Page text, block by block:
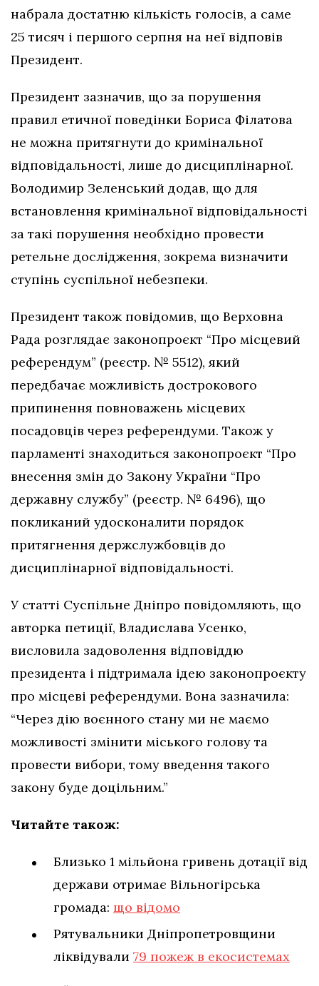
набрала достатню кількість голосів, а саме
25 тисяч і першого серпня на неї відповів
Президент.
Президент зазначив, що за порушення
правил етичної поведінки Бориса Філатова
не можна притягнути до кримінальної
відповідальності, лише до дисциплінарної.
Володимир Зеленський додав, що для
встановлення кримінальної відповідальності
за такі порушення необхідно провести
ретельне дослідження, зокрема визначити
ступінь суспільної небезпеки.
Президент також повідомив, що Верховна
Рада розглядає законопроєкт “Про місцевий
референдум” (реєстр. № 5512), який
передбачає можливість дострокового
припинення повноважень місцевих
посадовців через референдуми. Також у
парламенті знаходиться законопроєкт “Про
внесення змін до Закону України “Про
державну службу” (реєстр. № 6496), що
покликаний удосконалити порядок
притягнення держслужбовців до
дисциплінарної відповідальності.
У статті Суспільне Дніпро повідомляють, що
авторка петиції, Владислава Усенко,
висловила задоволення відповіддю
президента і підтримала ідею законопроєкту
про місцеві референдуми. Вона зазначила:
“Через дію воєнного стану ми не маємо
можливості змінити міського голову та
провести вибори, тому введення такого
закону буде доцільним.”
Читайте також:
Близько 1 мільйона гривень дотації від
держави отримає Вільногірська
громада: що відомо
Рятувальники Дніпропетровщини
ліквідували 79 пожеж в екосистемах